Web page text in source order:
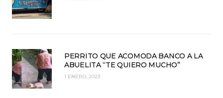
PERRITO QUE ACOMODA BANCO A LA
ABUELITA “TE QUIERO MUCHO”
1 ENERO, 2023